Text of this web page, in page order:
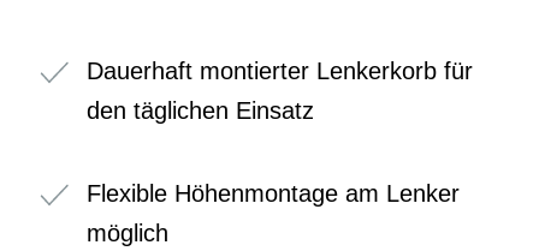
Dauerhaft montierter Lenkerkorb für
den täglichen Einsatz
Flexible Höhenmontage am Lenker
möglich